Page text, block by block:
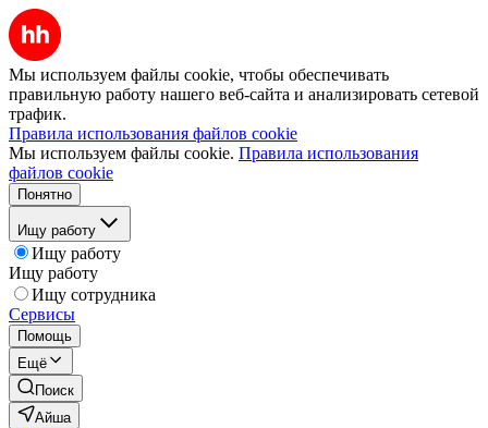
Мы используем файлы cookie, чтобы обеспечивать
правильную работу нашего веб-сайта и анализировать сетевой
трафик.
Правила использования файлов cookie
Мы используем файлы cookie. Правила использования
файлов cookie
Понятно
Ищу работу
Ищу работу
Ищу работу
Ищу сотрудника
Сервисы
Помощь
Ещё
Поиск
Айша